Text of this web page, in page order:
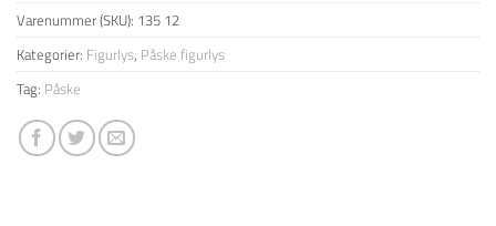
Varenummer (SKU): 135 12
Kategorier: Figurlys, Påske figurlys
Tag: Påske